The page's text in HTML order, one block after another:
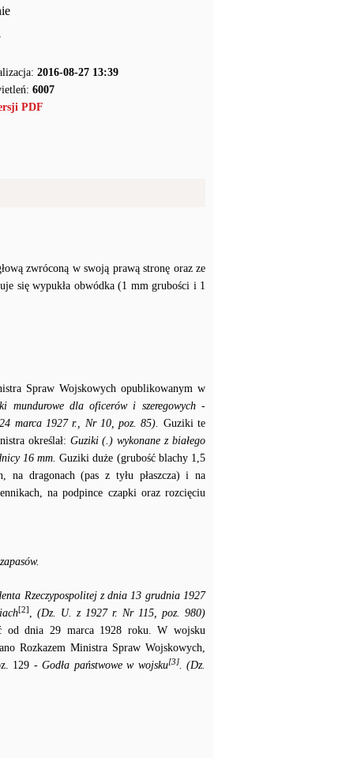
2016-08-27 13:39
6007
PDF
zwróconą w swoją prawą stronę oraz ze
się wypukła obwódka (1 mm grubości i 1
Spraw Wojskowych opublikowanym w
mundurowe dla oficerów i szeregowych -
marca 1927 r., Nr 10, poz. 85). Guziki te
określał: Guziki (.) wykonane z białego
16 mm. Guziki duże (grubość blachy 1,5
na dragonach (pas z tyłu płaszcza) i na
na podpince czapki oraz rozcięciu
Rzeczypospolitej z dnia 13 grudnia 1927
[2] , (Dz. U. z 1927 r. Nr 115, poz. 980)
od dnia 29 marca 1928 roku. W wojsku
Rozkazem Ministra Spraw Wojskowych,
129 - Godła państwowe w wojsku[3]. (Dz.